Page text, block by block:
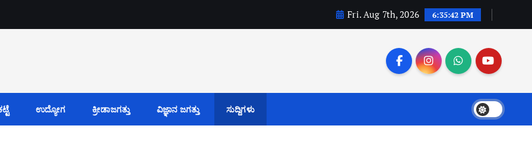
Fri. Aug 7th, 2026 6:35:44 PM
ಉದ್ಯೋಗ ಕ್ರೀಡಾಜಗತ್ತು ವಿಜ್ಞಾನ ಜಗತ್ತು ಸುದ್ದಿಗಳು